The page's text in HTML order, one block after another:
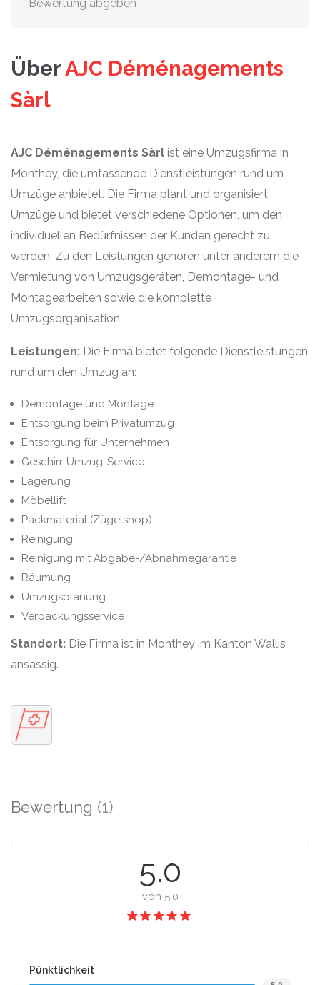
Bewertung abgeben
ÜberAJC Déménagements
Sàrl
AJC Déménagements Sàrl ist eine Umzugsfirma in
Monthey, die umfassende Dienstleistungen rund um
Umzüge anbietet. Die Firma plant und organisiert
Umzüge und bietet verschiedene Optionen, um den
individuellen Bedürfnissen der Kunden gerecht zu
werden. Zu den Leistungen gehören unter anderem die
Vermietung von Umzugsgeräten, Demontage- und
Montagearbeiten sowie die komplette
Umzugsorganisation.
Leistungen: Die Firma bietet folgende Dienstleistungen
rund um den Umzug an:
Demontage und Montage
Entsorgung beim Privatumzug
Entsorgung für Unternehmen
Geschirr-Umzug-Service
Lagerung
Möbellift
Packmaterial (Zügelshop)
Reinigung
Reinigung mit Abgabe-/Abnahmegarantie
Räumung
Umzugsplanung
Verpackungsservice
Standort: Die Firma ist in Monthey im Kanton Wallis
ansässig.
Bewertung (1)
5.0
von 5.0
Pünktlichkeit